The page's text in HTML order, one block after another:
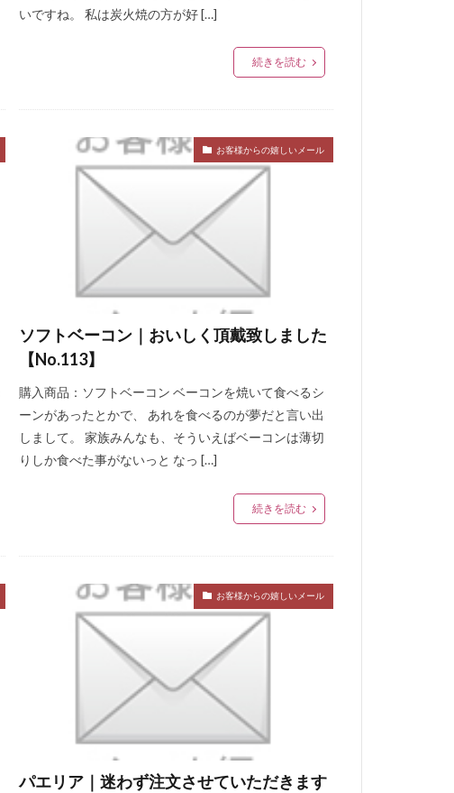
いですね。 私は炭火焼の方が好 […]
続きを読む
お客様からの嬉しいメール
ソフトベーコン｜おいしく頂戴致しました
【No.113】
購入商品：ソフトベーコン ベーコンを焼いて食べるシ
ーンがあったとかで、 あれを食べるのが夢だと言い出
しまして。 家族みんなも、そういえばベーコンは薄切
りしか食べた事がないっと なっ […]
続きを読む
お客様からの嬉しいメール
パエリア｜迷わず注文させていただきます